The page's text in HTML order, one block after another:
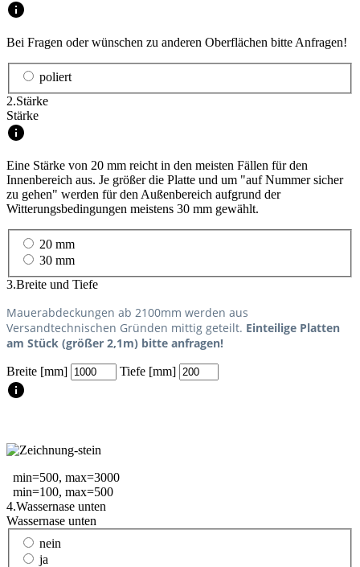
Bei Fragen oder wünschen zu anderen Oberflächen bitte Anfragen!
poliert
2.Stärke
Stärke
Eine Stärke von 20 mm reicht in den meisten Fällen für den
Innenbereich aus. Je größer die Platte und um "auf Nummer sicher
zu gehen" werden für den Außenbereich aufgrund der
Witterungsbedingungen meistens 30 mm gewählt.
20 mm
30 mm
3.Breite und Tiefe
Mauerabdeckungen ab 2100mm werden aus
Versandtechnischen Gründen mittig geteilt. Einteilige Platten
am Stück (größer 2,1m) bitte anfragen!
Breite [mm] Tiefe [mm]
min=500, max=3000
min=100, max=500
4.Wassernase unten
Wassernase unten
nein
ja